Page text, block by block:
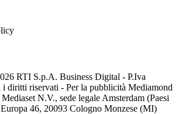
RTI S.p.A. Business Digital - P.Iva
diritti riservati - Per la pubblicità Mediamond
N.V., sede legale Amsterdam (Paesi
46, 20093 Cologno Monzese (MI)